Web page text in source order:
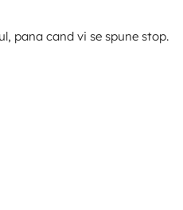
pana cand vi se spune stop.